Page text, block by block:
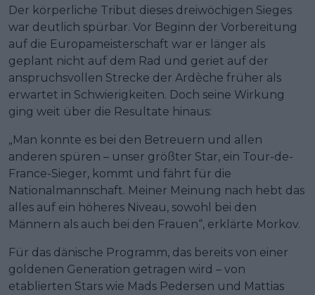
Der körperliche Tribut dieses dreiwöchigen Sieges
war deutlich spürbar. Vor Beginn der Vorbereitung
auf die Europameisterschaft war er länger als
geplant nicht auf dem Rad und geriet auf der
anspruchsvollen Strecke der Ardèche früher als
erwartet in Schwierigkeiten. Doch seine Wirkung
ging weit über die Resultate hinaus:
„Man konnte es bei den Betreuern und allen
anderen spüren – unser größter Star, ein Tour-de-
France-Sieger, kommt und fährt für die
Nationalmannschaft. Meiner Meinung nach hebt das
alles auf ein höheres Niveau, sowohl bei den
Männern als auch bei den Frauen“, erklärte Morkov.
Für das dänische Programm, das bereits von einer
goldenen Generation getragen wird – von
etablierten Stars wie Mads Pedersen und Mattias